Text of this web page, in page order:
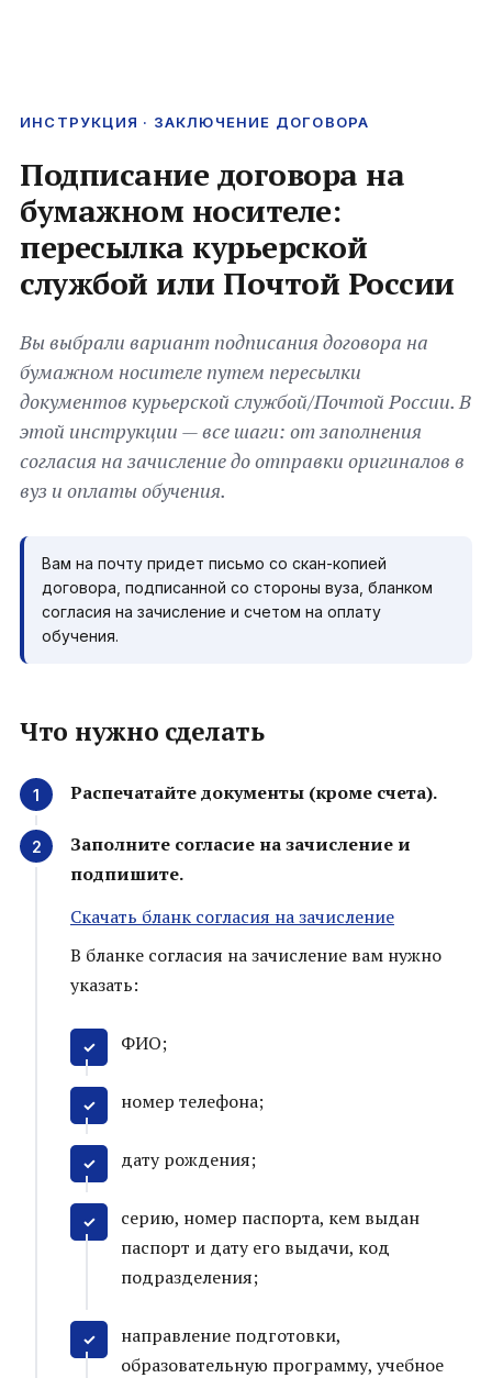
ИНСТРУКЦИЯ · ЗАКЛЮЧЕНИЕ ДОГОВОРА
Подписание договора на
бумажном носителе:
пересылка курьерской
службой или Почтой России
Вы выбрали вариант подписания договора на
бумажном носителе путем пересылки
документов курьерской службой/Почтой России. В
этой инструкции — все шаги: от заполнения
согласия на зачисление до отправки оригиналов в
вуз и оплаты обучения.
Вам на почту придет письмо со скан-копией
договора, подписанной со стороны вуза, бланком
согласия на зачисление и счетом на оплату
обучения.
Что нужно сделать
Распечатайте документы (кроме счета).
Заполните согласие на зачисление и
подпишите.
Скачать бланк согласия на зачисление
В бланке согласия на зачисление вам нужно
указать:
ФИО;
номер телефона;
дату рождения;
серию, номер паспорта, кем выдан
паспорт и дату его выдачи, код
подразделения;
направление подготовки,
образовательную программу, учебное